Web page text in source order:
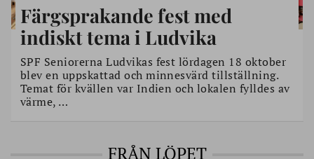
Färgsprakande fest med
indiskt tema i Ludvika
SPF Seniorerna Ludvikas fest lördagen 18 oktober
blev en uppskattad och minnesvärd tillställning.
Temat för kvällen var Indien och lokalen fylldes av
värme, …
FRÅN LÖPET